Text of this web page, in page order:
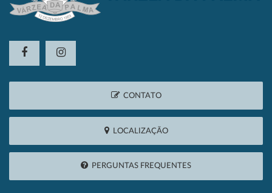
CONTATO
LOCALIZAÇÃO
PERGUNTAS FREQUENTES